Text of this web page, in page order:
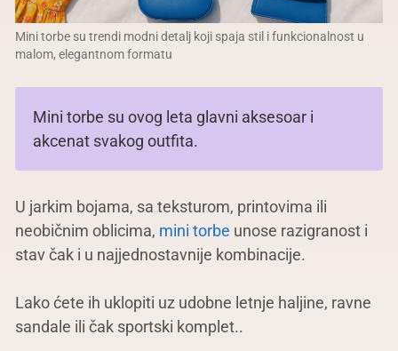
Mini torbe su trendi modni detalj koji spaja stil i funkcionalnost u
malom, elegantnom formatu
Mini torbe su ovog leta glavni aksesoar i
akcenat svakog outfita.
U jarkim bojama, sa teksturom, printovima ili
neobičnim oblicima, mini torbe unose razigranost i
stav čak i u najjednostavnije kombinacije.
Lako ćete ih uklopiti uz udobne letnje haljine, ravne
sandale ili čak sportski komplet..